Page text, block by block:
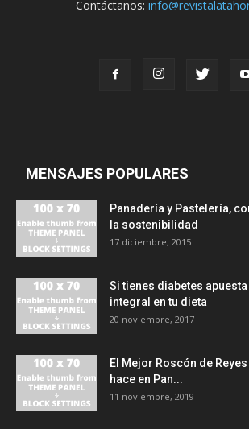
Contáctanos:
MENSAJES POPULARES
Panadería y Pastelería,
la sostenibilidad
17 diciembre, 2015
Si tienes diabetes
integral en tu dieta
20 noviembre, 2017
El Mejor Roscón de
hace en Pan...
11 noviembre, 2019